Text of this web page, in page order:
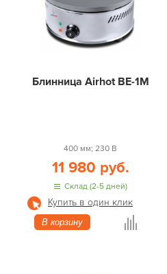
Блинница Airhot BE-1M
400 мм; 230 В
11 980 руб.
Склад (2-5 дней)
Купить в один клик
В корзину